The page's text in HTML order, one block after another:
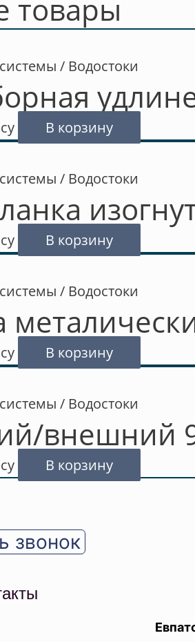
товары
/ Водостоки
В корзину
/ Водостоки
В корзину
/ Водостоки
В корзину
/ Водостоки
внешний
В корзину
звонок